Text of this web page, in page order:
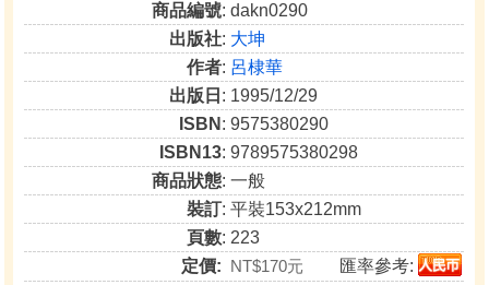
商品編號: dakn0290
出版社: 大坤
作者: 呂棣華
出版日 : 1995/12/29
ISBN : 9575380290
ISBN13: 9789575380298
商品狀態: 一般
裝訂: 平裝153x212mm
頁數: 223
定價: NT$170元
匯率參考: